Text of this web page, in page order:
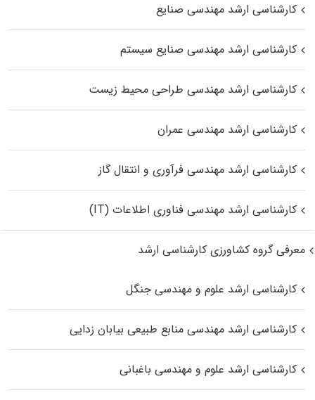
کارشناسی ارشد مهندسی صنایع
کارشناسی ارشد مهندسی صنایع سیستم
کارشناسی ارشد مهندسی طراحی محیط زیست
کارشناسی ارشد مهندسی عمران
کارشناسی ارشد مهندسی فرآوری و انتقال گاز
کارشناسی ارشد مهندسی فناوری اطلاعات (IT)
معرفی گروه کشاورزی کارشناسی ارشد
کارشناسی ارشد علوم و مهندسی جنگل
کارشناسی ارشد مهندسی منابع طبیعی بیابان زدایی
کارشناسی ارشد علوم و مهندسی باغبانی